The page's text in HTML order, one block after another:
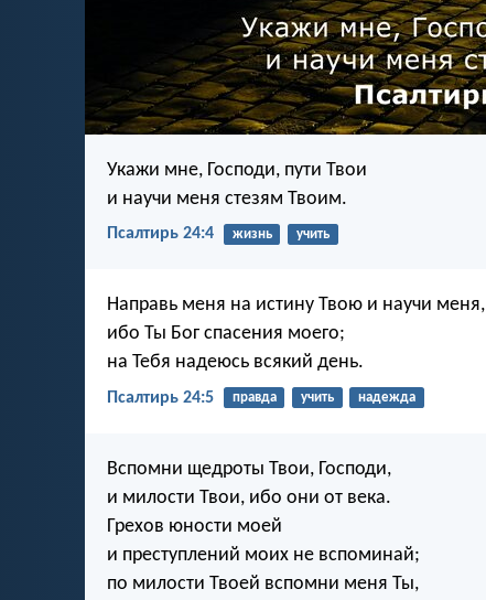
Укажи мне, Господи, пути Твои
и научи меня стезям Твоим.
Псалтирь 24:4 жизнь учить
Направь меня на истину Твою и научи меня,
ибо Ты Бог спасения моего;
на Тебя надеюсь всякий день.
Псалтирь 24:5 правда учить надежда
Вспомни щедроты Твои, Господи,
и милости Твои, ибо они от века.
Грехов юности моей
и преступлений моих не вспоминай;
по милости Твоей вспомни меня Ты,